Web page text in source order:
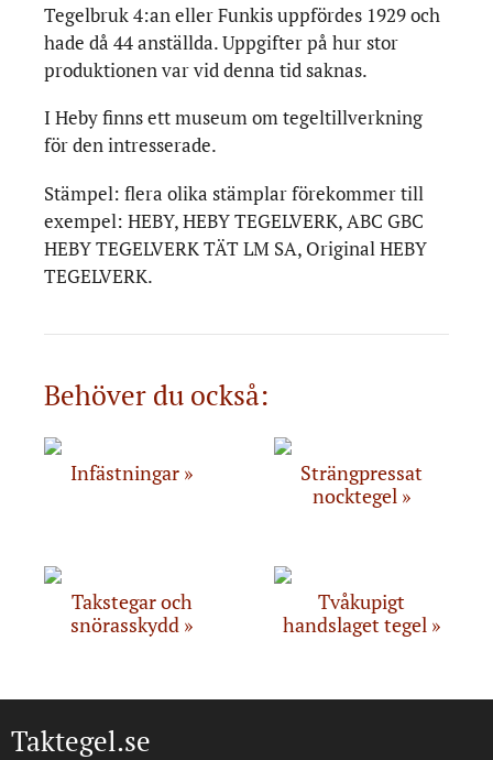
Tegelbruk 4:an eller Funkis uppfördes 1929 och
hade då 44 anställda. Uppgifter på hur stor
produktionen var vid denna tid saknas.
I Heby finns ett museum om tegeltillverkning
för den intresserade.
Stämpel: flera olika stämplar förekommer till
exempel: HEBY, HEBY TEGELVERK, ABC GBC
HEBY TEGELVERK TÄT LM SA, Original HEBY
TEGELVERK.
Behöver du också:
Infästningar
Strängpressat
nocktegel
Takstegar och
snörasskydd
Tvåkupigt
handslaget tegel
Taktegel.se